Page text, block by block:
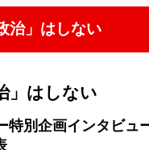
治」はしない
」はしない
特別企画インタビ